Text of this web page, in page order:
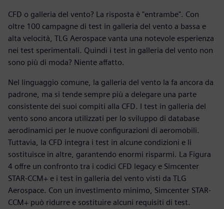
CFD o galleria del vento? La risposta è "entrambe". Con
oltre 100 campagne di test in galleria del vento a bassa e
alta velocità, TLG Aerospace vanta una notevole esperienza
nei test sperimentali. Quindi i test in galleria del vento non
sono più di moda? Niente affatto.
Nel linguaggio comune, la galleria del vento la fa ancora da
padrone, ma si tende sempre più a delegare una parte
consistente dei suoi compiti alla CFD. I test in galleria del
vento sono ancora utilizzati per lo sviluppo di database
aerodinamici per le nuove configurazioni di aeromobili.
Tuttavia, la CFD integra i test in alcune condizioni e li
sostituisce in altre, garantendo enormi risparmi. La Figura
4 offre un confronto tra i codici CFD legacy e Simcenter
STAR-CCM+ e i test in galleria del vento visti da TLG
Aerospace. Con un investimento minimo, Simcenter STAR-
CCM+ può ridurre e sostituire alcuni requisiti di test.